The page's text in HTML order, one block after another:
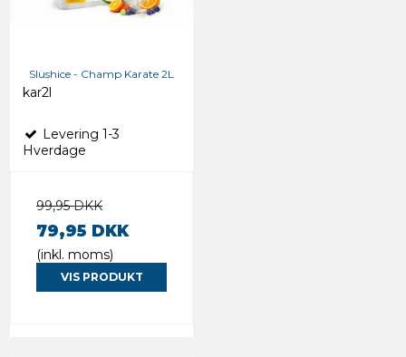
Slushice - Champ Karate 2L
kar2l
Levering 1-3
Hverdage
99,95 DKK
79,95 DKK
(inkl. moms)
VIS PRODUKT